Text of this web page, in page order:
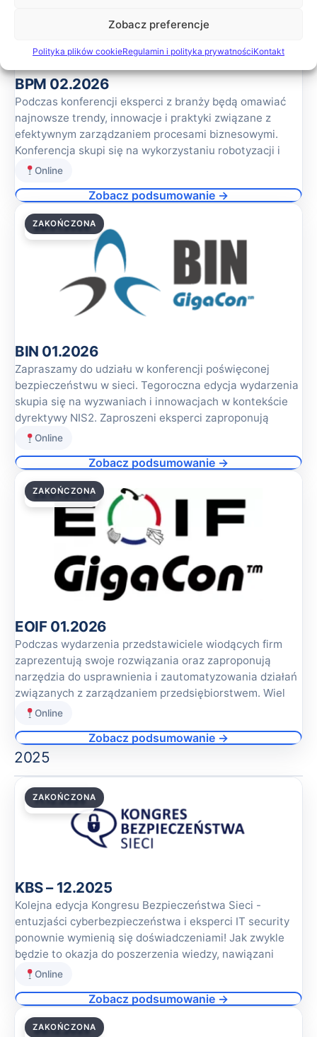
Zobacz preferencje
Polityka plików cookieRegulamin i polityka prywatnościKontakt
BPM 02.2026
Podczas konferencji eksperci z branży będą omawiać
najnowsze trendy, innowacje i praktyki związane z
efektywnym zarządzaniem procesami biznesowymi.
Konferencja skupi się na wykorzystaniu robotyzacji i
Online
Zobacz podsumowanie →
29.01.2026
ZAKOŃCZONA
BIN 01.2026
Zapraszamy do udziału w konferencji poświęconej
bezpieczeństwu w sieci. Tegoroczna edycja wydarzenia
skupia się na wyzwaniach i innowacjach w kontekście
dyrektywy NIS2. Zaproszeni eksperci zaproponują
Online
Zobacz podsumowanie →
22.01.2026
ZAKOŃCZONA
EOIF 01.2026
Podczas wydarzenia przedstawiciele wiodących firm
zaprezentują swoje rozwiązania oraz zaproponują
narzędzia do usprawnienia i zautomatyzowania działań
związanych z zarządzaniem przedsiębiorstwem. Wiel
Online
Zobacz podsumowanie →
2025
11.12.2025
ZAKOŃCZONA
KBS – 12.2025
Kolejna edycja Kongresu Bezpieczeństwa Sieci -
entuzjaści cyberbezpieczeństwa i eksperci IT security
ponownie wymienią się doświadczeniami! Jak zwykle
będzie to okazja do poszerzenia wiedzy, nawiązani
Online
Zobacz podsumowanie →
09.12.2025
ZAKOŃCZONA